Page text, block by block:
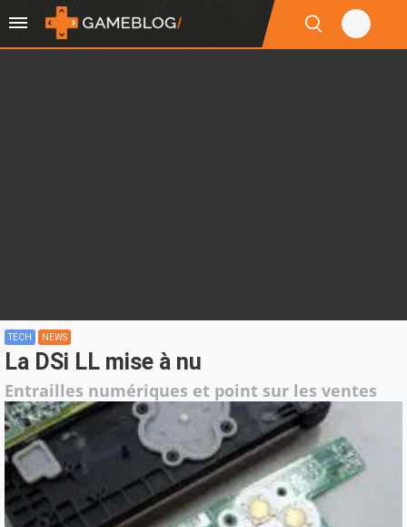
TECH NEWS
La DSi LL mise à nu
Entrailles numériques et point sur les ventes